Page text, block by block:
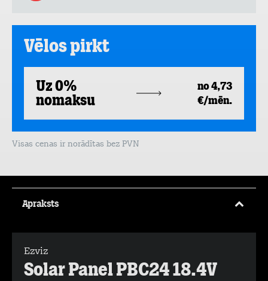
Vēlos pirkt
Uz 0%
nomaksu
no 4,73
€/mēn.
Visas cenas ir norādītas bez PVN
Apraksts
Ezviz
Solar Panel PBC24 18.4V